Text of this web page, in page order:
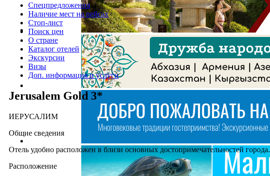
Спецпредложения
Наличие мест на рейсах
Стоп-лист
Поиск цен
О стране
Каталог отелей
Экскурсии
Визы
Доп. информация и услуги
Jerusalem Gold 3*
ИЕРУСАЛИМ
Общие сведения
Отель удобно расположен в близи основных достопримечательностей города.
Расположение